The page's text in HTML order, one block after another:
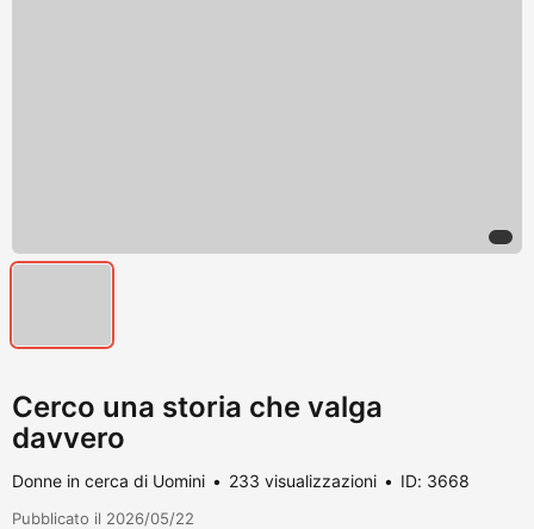
Cerco una storia che valga
davvero
Donne in cerca di Uomini 233 visualizzazioni ID: 3668
Pubblicato il 2026/05/22